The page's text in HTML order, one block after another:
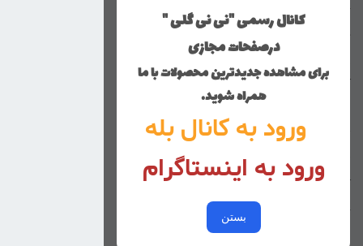
کانال رسمی "نی نی گلی "
درصفحات مجازی
برای مشاهده جدیدترین محصولات با ما
همراه شوید.
ورود به کانال بله
ورود به اینستاگرام
بستن
خانه
کوچولوهای نی نی گلی
تماس با ما
کد پیگیری سفارشات
خرید عمده